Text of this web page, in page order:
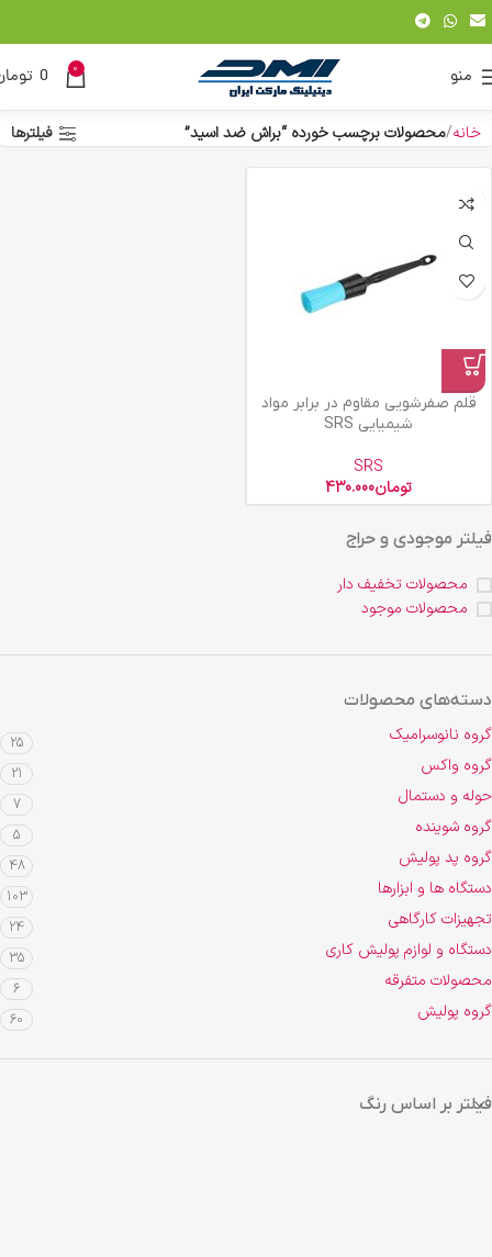
منو 0
0
فیلتر موجودی و حراج
محصولات تخفیف دار
محصولات موجود
دسته‌های محصولات
گروه نانوسرامیک 25
گروه واکس 21
حوله و دستمال 7
گروه شوینده 5
گروه پد پولیش 48
دستگاه ها و ابزارها 103
تجهیزات کارگاهی 24
دستگاه و لوازم پولیش کاری 35
محصولات متفرقه 6
گروه پولیش 60
فیلتر بر اساس رنگ
خانه محصولات برچسب خورده “براش ضد اسید” فیلترها
قلم صفرشویی مقاوم در برابر مواد
شیمیایی SRS
SRS
تومان430.000